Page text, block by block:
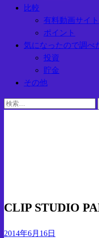
比較
有料動画サイト
ポイント
気になったので調べ
投資
貯金
その他
検
CLIP STUDIO
投
2014年6月16日